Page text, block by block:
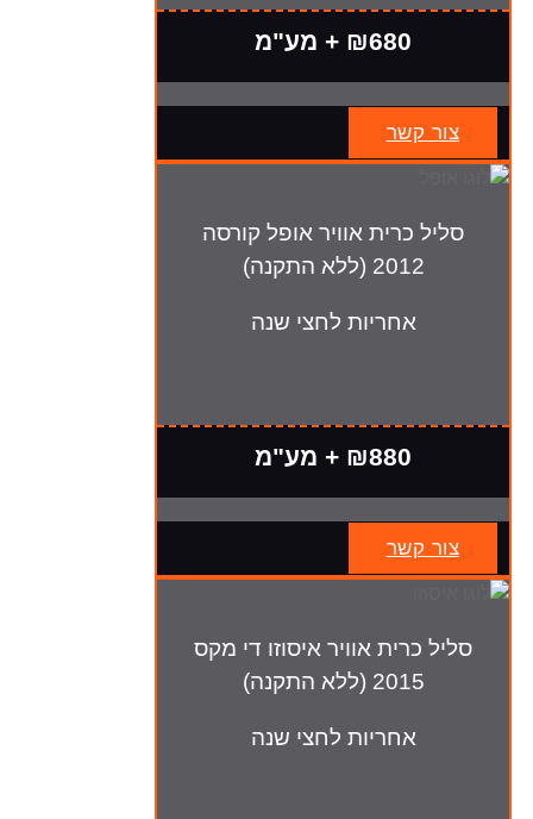
₪680 + מע"מ
צור קשר
סליל כרית אוויר אופל קורסה
2012 (ללא התקנה)
אחריות לחצי שנה
₪880 + מע"מ
צור קשר
סליל כרית אוויר איסוזו די מקס
2015 (ללא התקנה)
אחריות לחצי שנה